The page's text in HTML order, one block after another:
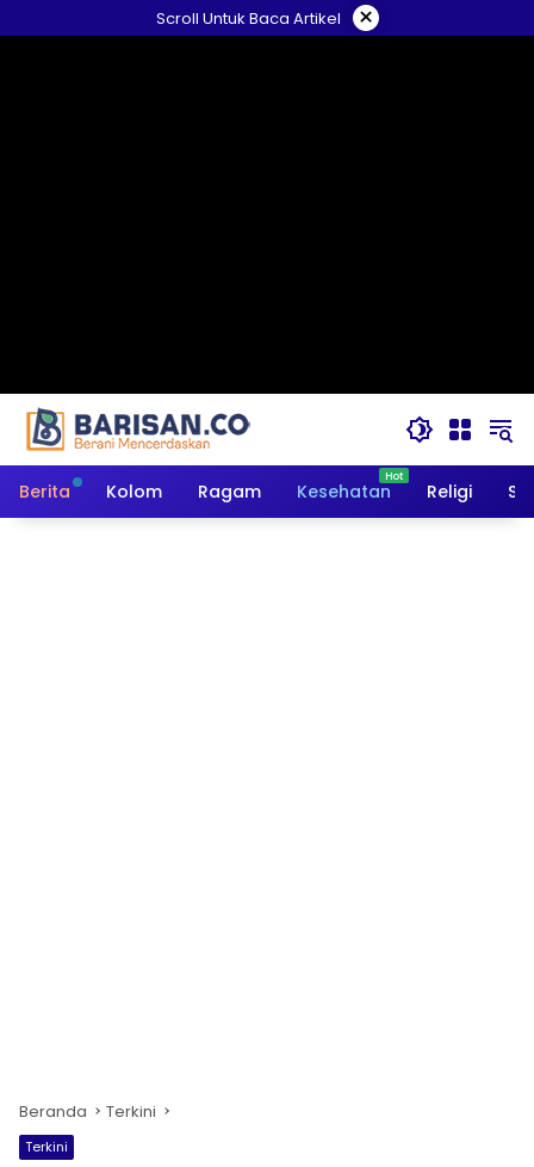
ke
Scroll Untuk Baca Artikel ×
Berita Kolom Ragam Kesehatan Religi
Beranda Terkini
Terkini